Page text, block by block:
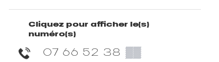
Cliquez pour afficher le(s)
numéro(s)
07 66 52 38 ▒▒